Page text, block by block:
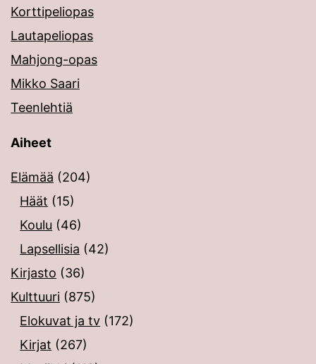
Korttipeliopas
Lautapeliopas
Mahjong-opas
Mikko Saari
Teenlehtiä
Aiheet
Elämää (204)
Häät (15)
Koulu (46)
Lapsellisia (42)
Kirjasto (36)
Kulttuuri (875)
Elokuvat ja tv (172)
Kirjat (267)